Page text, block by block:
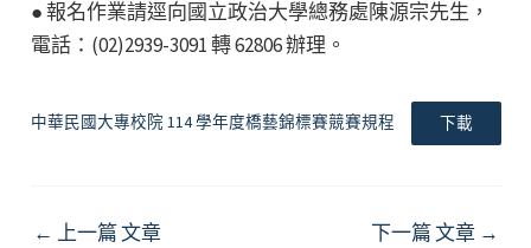
● 報名作業請逕向國立政治大學總務處陳源宗先生，
電話：(02)2939-3091 轉 62806 辦理。
中華民國大專校院 114 學年度橋藝錦標賽競賽規程 下載
Post
← 上一篇 文章 下一篇 文章 →